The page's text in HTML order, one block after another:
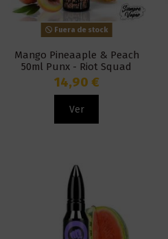
Fuera de stock
Mango Pineaaple & Peach
50ml Punx - Riot Squad
14,90 €
Ver